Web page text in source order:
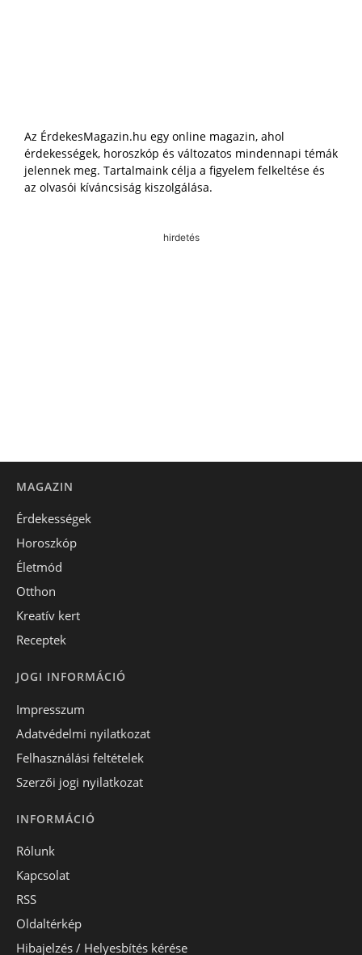
Az ÉrdekesMagazin.hu egy online magazin, ahol
érdekességek, horoszkóp és változatos mindennapi témák
jelennek meg. Tartalmaink célja a figyelem felkeltése és
az olvasói kíváncsiság kiszolgálása.
hirdetés
MAGAZIN
Érdekességek
Horoszkóp
Életmód
Otthon
Kreatív kert
Receptek
JOGI INFORMÁCIÓ
Impresszum
Adatvédelmi nyilatkozat
Felhasználási feltételek
Szerzői jogi nyilatkozat
INFORMÁCIÓ
Rólunk
Kapcsolat
RSS
Oldaltérkép
Hibajelzés / Helyesbítés kérése